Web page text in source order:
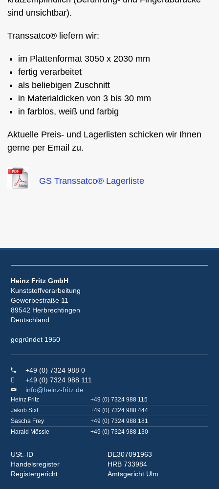
sind unsichtbar).
Transsatco® liefern wir:
im Plattenformat 3050 x 2030 mm
fertig verarbeitet
als beliebigen Zuschnitt
in Materialdicken von 3 bis 30 mm
in farblos, weiß und farbig
Aktuelle Preis- und Lagerlisten schicken wir Ihnen
gerne per Email zu.
GS Transsatco® Lagerliste
Heinz Fritz GmbH
Kunststoffverarbeitung
Gewerbestraße 11
89542 Herbrechtingen
Deutschland
gegründet 1950
+49 (0) 7324 988 0
+49 (0) 7324 988 111
info@heinz-fritz.de
Heinz Fritz
+49 (0) 7324 988 115
Jakob Sixl
+49 (0) 7324 988 444
Sascha Frey
+49 (0) 7324 988 181
Harald Mössle
+49 (0) 7324 988 130
USt.-ID
DE307091963
Handelsregister
HRB 733984
Registergericht
Amtsgericht Ulm